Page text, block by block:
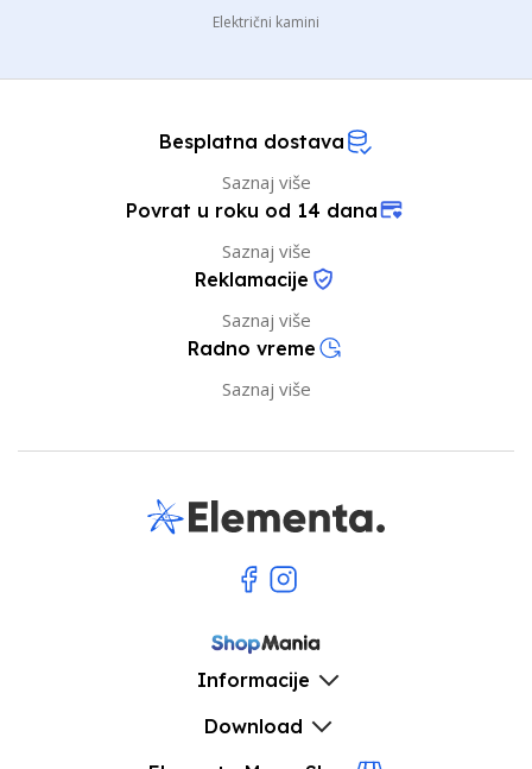
Električni kamini
Besplatna dostava
Saznaj više
Povrat u roku od 14 dana
Saznaj više
Reklamacije
Saznaj više
Radno vreme
Saznaj više
Informacije
Download